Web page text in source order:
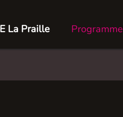
La Praille Programme